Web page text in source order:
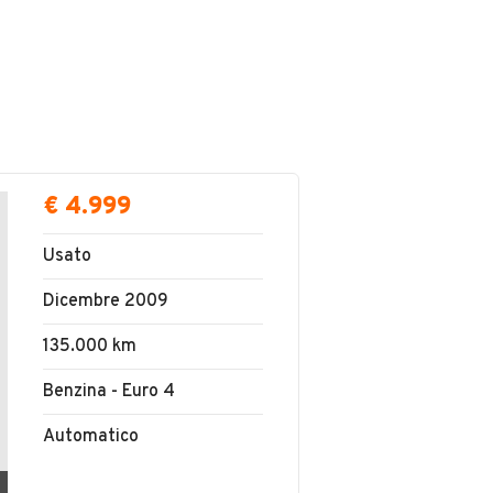
€ 4.999
Usato
Dicembre 2009
135.000 km
Benzina - Euro 4
Automatico